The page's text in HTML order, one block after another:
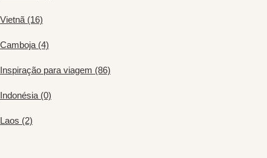
Vietnã (16)
Camboja (4)
Inspiração para viagem (86)
Indonésia (0)
Laos (2)